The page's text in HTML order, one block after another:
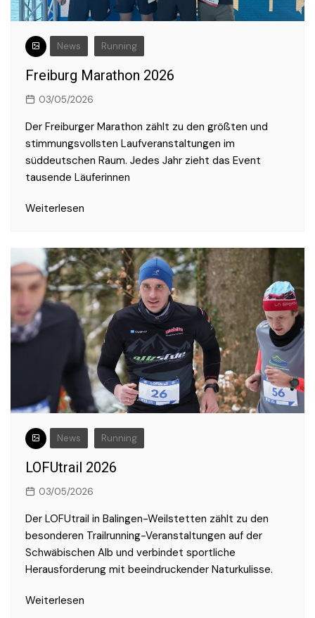
News Running
Freiburg Marathon 2026
03/05/2026
Der Freiburger Marathon zählt zu den größten und
stimmungsvollsten Laufveranstaltungen im
süddeutschen Raum. Jedes Jahr zieht das Event
tausende Läuferinnen
Weiterlesen
News Running
LOFUtrail 2026
03/05/2026
Der LOFUtrail in Balingen-Weilstetten zählt zu den
besonderen Trailrunning-Veranstaltungen auf der
Schwäbischen Alb und verbindet sportliche
Herausforderung mit beeindruckender Naturkulisse.
Weiterlesen